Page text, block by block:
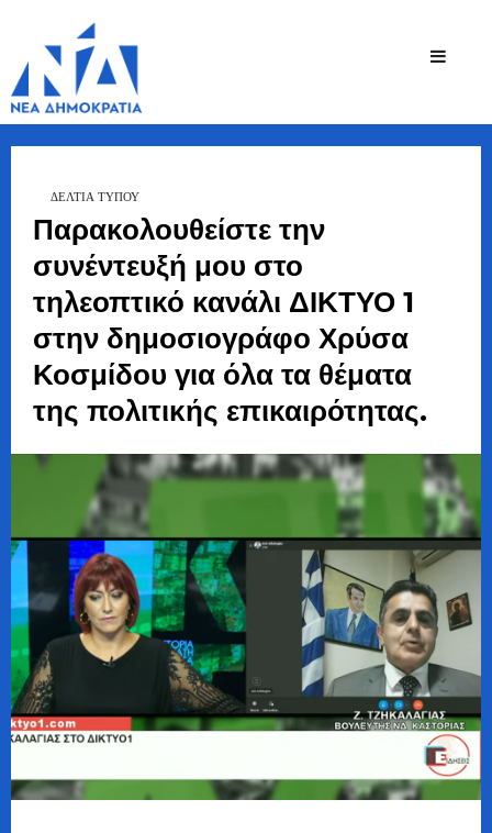
Ζήσης
Bουλευτής Ν.
Παρακολουθείστε την
συνέντευξή μου στο
τηλεοπτικό κανάλι ΔΙΚΤΥΟ 1
στην δημοσιογράφο Χρύσα
Κοσμίδου για όλα τα θέματα
της πολιτικής επικαιρότητας.
ΔΕΛΤΙΑ ΤΥΠΟΥ